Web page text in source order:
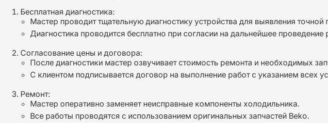
Бесплатная диагностика:
Мастер проводит тщательную диагностику устройства для выявления точной
Диагностика проводится бесплатно при согласии на дальнейшее
Согласование цены и договора:
После диагностики мастер озвучивает стоимость ремонта и необходимых
С клиентом подписывается договор на выполнение работ с указанием всех
Ремонт:
Мастер оперативно заменяет неисправные компоненты холодильника.
Все работы проводятся с использованием оригинальных запчастей Beko.